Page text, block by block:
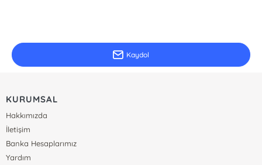
Kaydol
KURUMSAL
Hakkımızda
İletişim
Banka Hesaplarımız
Yardım